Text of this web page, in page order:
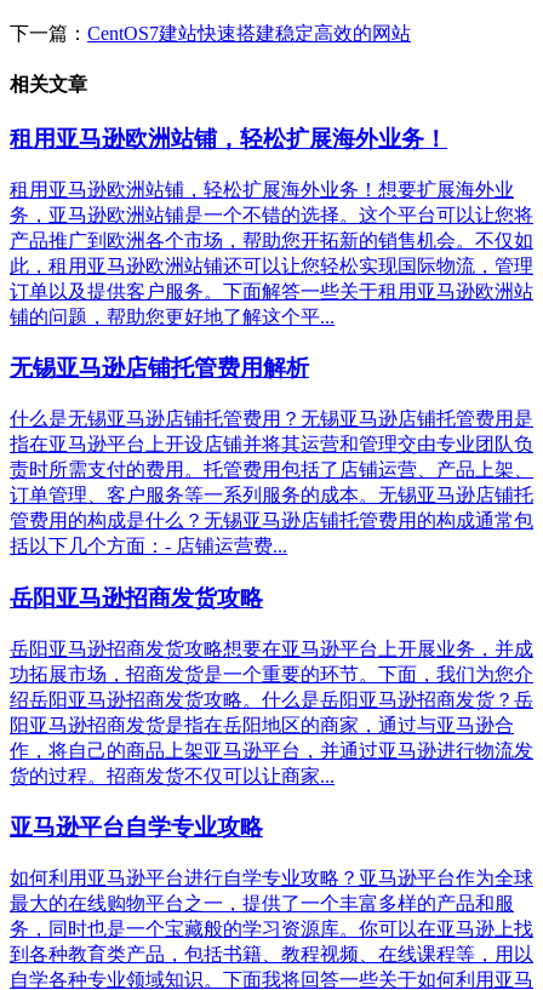
下一篇： CentOS7建站快速搭建稳定高效的网站
相关文章
租用亚马逊欧洲站铺，轻松扩展海外业务！
租用亚马逊欧洲站铺，轻松扩展海外业务！想要扩展海外业
务，亚马逊欧洲站铺是一个不错的选择。这个平台可以让您将
产品推广到欧洲各个市场，帮助您开拓新的销售机会。不仅如
此，租用亚马逊欧洲站铺还可以让您轻松实现国际物流，管理
订单以及提供客户服务。下面解答一些关于租用亚马逊欧洲站
铺的问题，帮助您更好地了解这个平...
无锡亚马逊店铺托管费用解析
什么是无锡亚马逊店铺托管费用？无锡亚马逊店铺托管费用是
指在亚马逊平台上开设店铺并将其运营和管理交由专业团队负
责时所需支付的费用。托管费用包括了店铺运营、产品上架、
订单管理、客户服务等一系列服务的成本。无锡亚马逊店铺托
管费用的构成是什么？无锡亚马逊店铺托管费用的构成通常包
括以下几个方面：- 店铺运营费...
岳阳亚马逊招商发货攻略
岳阳亚马逊招商发货攻略想要在亚马逊平台上开展业务，并成
功拓展市场，招商发货是一个重要的环节。下面，我们为您介
绍岳阳亚马逊招商发货攻略。什么是岳阳亚马逊招商发货？岳
阳亚马逊招商发货是指在岳阳地区的商家，通过与亚马逊合
作，将自己的商品上架亚马逊平台，并通过亚马逊进行物流发
货的过程。招商发货不仅可以让商家...
亚马逊平台自学专业攻略
如何利用亚马逊平台进行自学专业攻略？亚马逊平台作为全球
最大的在线购物平台之一，提供了一个丰富多样的产品和服
务，同时也是一个宝藏般的学习资源库。你可以在亚马逊上找
到各种教育类产品，包括书籍、教程视频、在线课程等，用以
自学各种专业领域知识。下面我将回答一些关于如何利用亚马